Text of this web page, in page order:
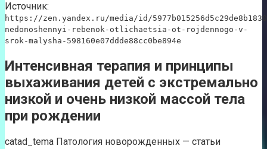
Источник:
https://zen.yandex.ru/media/id/
nedonoshennyi-rebenok-otlichaetsia-ot-rojdennogo-v-
srok-malysha-598160e07ddde88cc0be894e
Интенсивная терапия и принципы
выхаживания детей с экстремально
низкой и очень низкой массой тела
при рождении
catad_tema Патология новорожденных — статьи